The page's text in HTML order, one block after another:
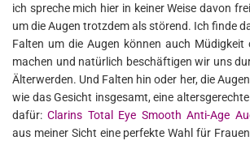
ich spreche mich hier in keiner Weise davon
um die Augen trotzdem als störend. Ich finde
Falten um die Augen können auch Müdigkeit
machen und natürlich beschäftigen wir uns
Älterwerden. Und Falten hin oder her, die
wie das Gesicht insgesamt, eine
dafür:Clarins Total Eye Smooth Anti-Age
aus meiner Sicht eine perfekte Wahl für